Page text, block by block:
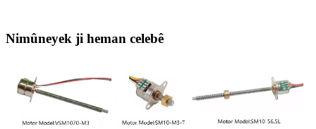
Nimûneyek ji heman celebê